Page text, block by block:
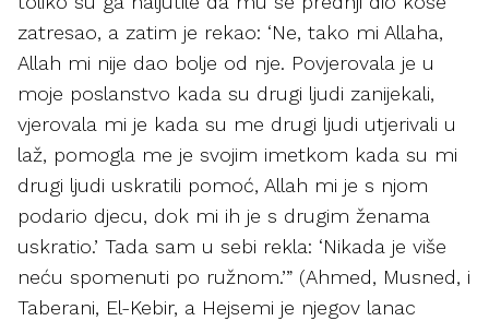
zatresao, a zatim je rekao: ‘Ne, tako mi Allaha,
Allah mi nije dao bolje od nje. Povjerovala je u
moje poslanstvo kada su drugi ljudi zanijekali,
vjerovala mi je kada su me drugi ljudi utjerivali u
laž, pomogla me je svojim imetkom kada su mi
drugi ljudi uskratili pomoć, Allah mi je s njom
podario djecu, dok mi ih je s drugim ženama
uskratio.’ Tada sam u sebi rekla: ‘Nikada je više
neću spomenuti po ružnom.’” (Ahmed, Musned, i
Taberani, El-Kebir, a Hejsemi je njegov lanac